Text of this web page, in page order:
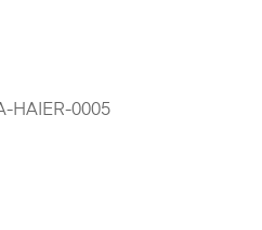
HAIER-0005